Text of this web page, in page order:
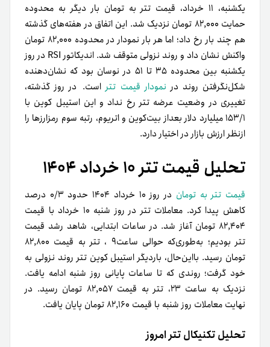
یکشنبه، ۱۱ خرداد، قیمت تتر به تومان بار دیگر به محدوده
حمایت ۸۲,۰۰۰ تومان نزدیک شد. این اتفاق در هفته‌های گذشته
هم چند بار رخ داد؛ اما هر بار نمودار در محدوده ۸۲,۰۰۰ تومان
واکنش نشان داد و روند نزولی متوقف شد. اندیکاتور RSI در روز
یکشنبه بین محدوده ۳۵ تا ۵۱ در نوسان بود که نشان‌دهنده
شکل‌‌نگرفتن روند در نمودار قیمت تتراست. در روز گذشته،
تغییری در وضعیت عرضه تتر رخ نداد و این استیبل کوین با
۱۵۳/۱ میلیارد دلار بعد‌از بیت‌کوین و اتریوم، رتبه سوم رمزارزها را
ازنظر ارزش بازار در اختیار دارد.
تحلیل قیمت تتر ۱۰ خرداد ۱۴۰۴
قیمت تتر به تومان
در روز ۱۰ خرداد ۱۴۰۴ حدود ۰/۳ درصد
کاهش پیدا کرد. معاملات تتر در روز شنبه ۱۰ خرداد با قیمت
۸۲,۴۰۴ تومان آغاز شد. در ساعات ابتدایی، شاهد رشد قیمت
تتر بودیم؛ به‌طوری‌که حوالی ساعت۹ ، تتر به قیمت ۸۲,۸۰۰
تومان رسید. بااین‌حال، بار‌دیگر استیبل کوین تتر روند نزولی به
خود گرفت؛ روندی که تا ساعات پایانی روز شنبه ادامه یافت.
نزدیک به ساعت ۲۳، تتر به قیمت ۸۲,۰۵۷ تومان رسید. در
نهایت معاملات روز شنبه با قیمت ۸۲,۱۶۰ تومان پایان یافت.
تحلیل تکنیکال تتر امروز